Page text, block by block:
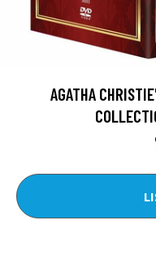
AGATHA